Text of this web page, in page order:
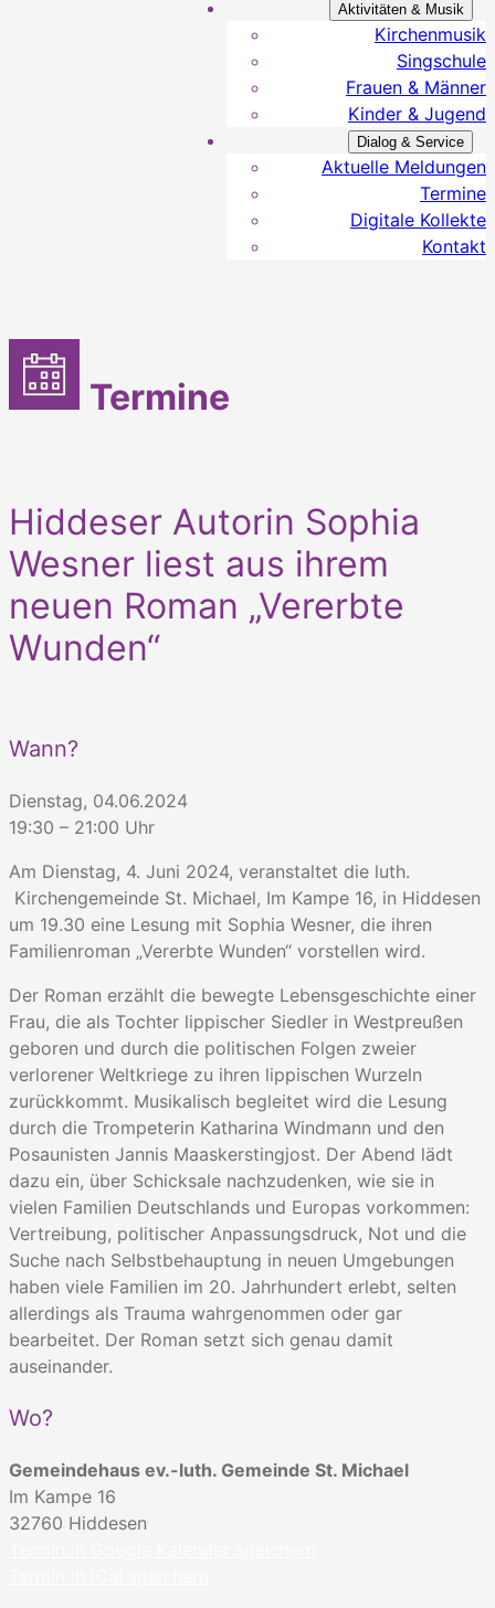
Aktivitäten & Musik
Kirchenmusik
Singschule
Frauen & Männer
Kinder & Jugend
Dialog & Service
Aktuelle Meldungen
Termine
Digitale Kollekte
Kontakt
Termine
Hiddeser Autorin Sophia
Wesner liest aus ihrem
neuen Roman „Vererbte
Wunden“
Wann?
Dienstag, 04.06.2024
19:30 – 21:00 Uhr
Am Dienstag, 4. Juni 2024, veranstaltet die luth.
Kirchengemeinde St. Michael, Im Kampe 16, in Hiddesen
um 19.30 eine Lesung mit Sophia Wesner, die ihren
Familienroman „Vererbte Wunden“ vorstellen wird.
Der Roman erzählt die bewegte Lebensgeschichte einer
Frau, die als Tochter lippischer Siedler in Westpreußen
geboren und durch die politischen Folgen zweier
verlorener Weltkriege zu ihren lippischen Wurzeln
zurückkommt. Musikalisch begleitet wird die Lesung
durch die Trompeterin Katharina Windmann und den
Posaunisten Jannis Maaskerstingjost. Der Abend lädt
dazu ein, über Schicksale nachzudenken, wie sie in
vielen Familien Deutschlands und Europas vorkommen:
Vertreibung, politischer Anpassungsdruck, Not und die
Suche nach Selbstbehauptung in neuen Umgebungen
haben viele Familien im 20. Jahrhundert erlebt, selten
allerdings als Trauma wahrgenommen oder gar
bearbeitet. Der Roman setzt sich genau damit
auseinander.
Wo?
Gemeindehaus ev.-luth. Gemeinde St. Michael
Im Kampe 16
32760 Hiddesen